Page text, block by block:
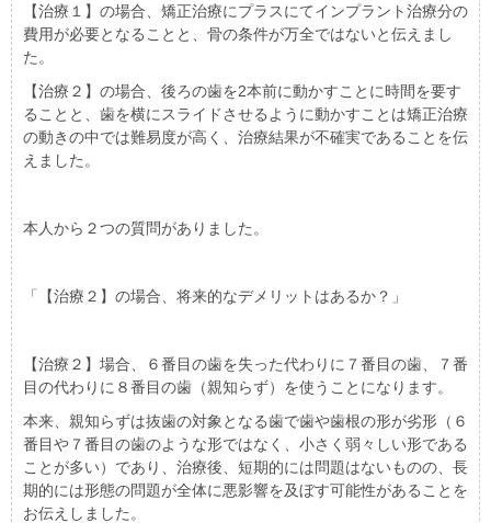
【治療１】の場合、矯正治療にプラスにてインプラント治療分の
費用が必要となることと、骨の条件が万全ではないと伝えまし
た。
【治療２】の場合、後ろの歯を2本前に動かすことに時間を要す
ることと、歯を横にスライドさせるように動かすことは矯正治療
の動きの中では難易度が高く、治療結果が不確実であることを伝
えました。
本人から２つの質問がありました。
「【治療２】の場合、将来的なデメリットはあるか？」
【治療２】場合、６番目の歯を失った代わりに７番目の歯、７番
目の代わりに８番目の歯（親知らず）を使うことになります。
本来、親知らずは抜歯の対象となる歯で歯や歯根の形が劣形（６
番目や７番目の歯のような形ではなく、小さく弱々しい形である
ことが多い）であり、治療後、短期的には問題はないものの、長
期的には形態の問題が全体に悪影響を及ぼす可能性があることを
お伝えしました。